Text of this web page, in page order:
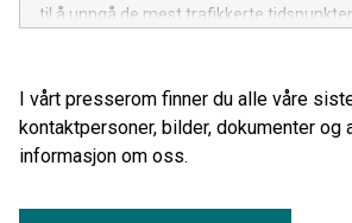
til å unngå de mest trafikkerte
I vårt presserom finner du alle våre
kontaktpersoner, bilder, dokumenter og
informasjon om oss.